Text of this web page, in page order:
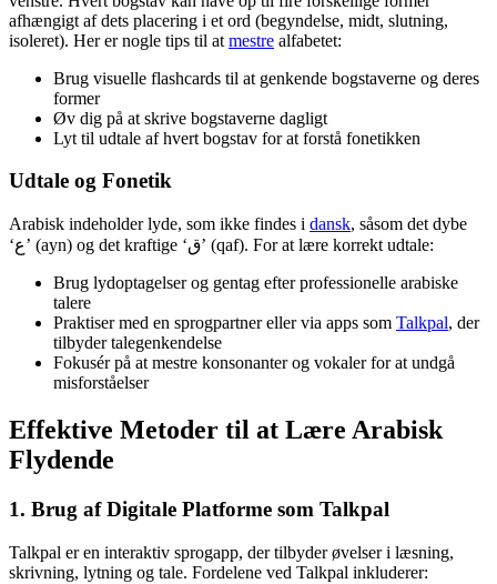
afhængigt af dets placering i et ord (begyndelse, midt, slutning,
isoleret). Her er nogle tips til at mestre alfabetet:
Brug visuelle flashcards til at genkende bogstaverne og deres
former
Øv dig på at skrive bogstaverne dagligt
Lyt til udtale af hvert bogstav for at forstå fonetikken
Udtale og Fonetik
Arabisk indeholder lyde, som ikke findes i dansk, såsom det dybe
‘ع’ (ayn) og det kraftige ‘ق’ (qaf). For at lære korrekt udtale:
Brug lydoptagelser og gentag efter professionelle arabiske
talere
Praktiser med en sprogpartner eller via apps som Talkpal, der
tilbyder talegenkendelse
Fokusér på at mestre konsonanter og vokaler for at undgå
misforståelser
Effektive Metoder til at Lære Arabisk
Flydende
1. Brug af Digitale Platforme som Talkpal
Talkpal er en interaktiv sprogapp, der tilbyder øvelser i læsning,
skrivning, lytning og tale. Fordelene ved Talkpal inkluderer: